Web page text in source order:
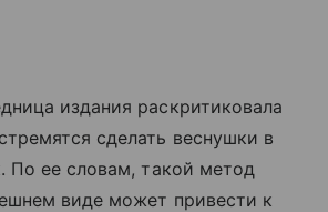
издания раскритиковала
сделать веснушки в
По ее словам, такой метод
виде может привести к